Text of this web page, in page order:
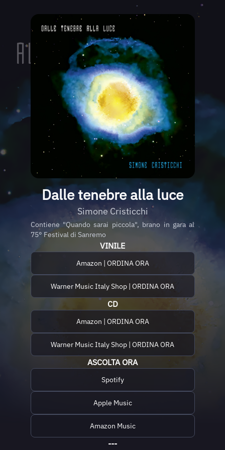
Dalle tenebre alla luce
Simone Cristicchi
Contiene "Quando sarai piccola", brano in gara al
75° Festival di Sanremo
VINILE
Amazon | ORDINA ORA
Warner Music Italy Shop | ORDINA ORA
CD
Amazon | ORDINA ORA
Warner Music Italy Shop | ORDINA ORA
ASCOLTA ORA
Spotify
Apple Music
Amazon Music
---